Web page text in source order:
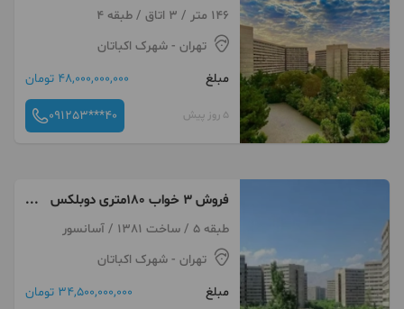
146 متر / 3 اتاق / طبقه 4
تهران - شهرک اکباتان
مبلغ
48,000,000,000 تومان
5 روز پیش 091253***40
فروش ۳ خواب ۱۸۰متری دوبلکس
شهرک اکباتان
طبقه 5 / ساخت 1381 / آسانسور
تهران - شهرک اکباتان
مبلغ
34,500,000,000 تومان